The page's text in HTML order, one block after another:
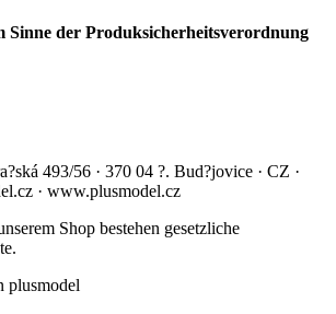
Sinne der Produksicherheitsverordnung
493/56 · 370 04 ?. Bud?jovice · CZ ·
· www.plusmodel.cz
Shop bestehen gesetzliche
plusmodel